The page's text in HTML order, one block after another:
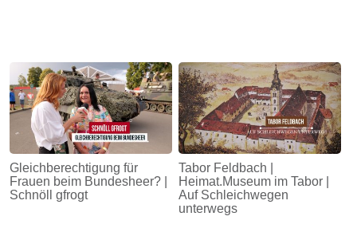
Gleichberechtigung für
Frauen beim Bundesheer? |
Schnöll gfrogt
Tabor Feldbach |
Heimat.Museum im Tabor |
Auf Schleichwegen
unterwegs